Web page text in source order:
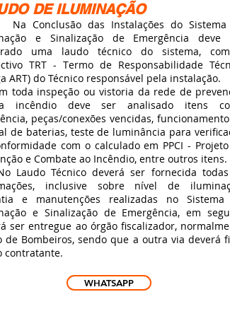
DE ILUMINAÇÃO
das Instalações do Sistema
e Sinalização de Emergência deve
uma laudo técnico do sistema,
TRT - Termo de Responsabilidade
ART) do Técnico responsável pela instalação.
inspeção ou vistoria da rede de
incêndio deve ser analisado itens
peças/conexões vencidas,
de baterias, teste de luminância para
com o calculado em PPCI -
e Combate ao Incêndio, entre outros itens.
Técnico deverá ser fornecida
inclusive sobre nível de
e manutenções realizadas no
e Sinalização de Emergência, em
ser entregue ao órgão fiscalizador,
de Bombeiros, sendo que a outra via deverá
contratante.
WHATSAPP